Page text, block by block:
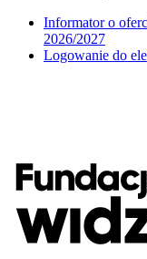
Informator o
2026/2027
Logowanie do